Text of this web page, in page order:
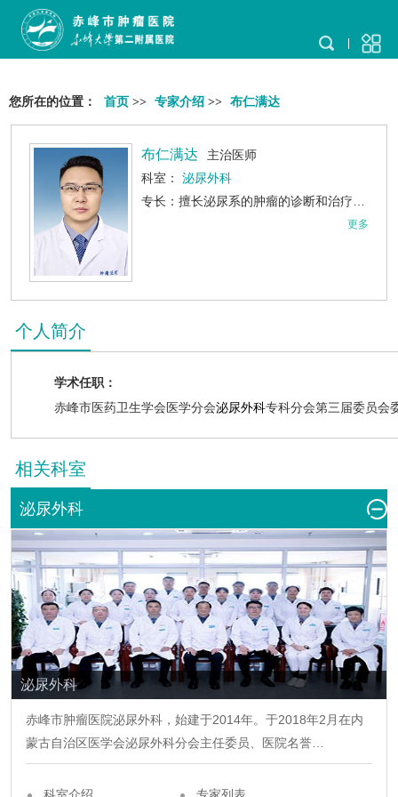
您所在的位置： 首页 >> 专家介绍 >> 布仁满达
布仁满达
主治医师
科室： 泌尿外科
更多
个人简介
学术任职：
赤峰市医药卫生学会医学分会泌尿外科专科分会第三届委员会
相关科室
泌尿外科
泌尿外科
赤峰市肿瘤医院泌尿外科，始建于2014年。于2018年2月在内
蒙古自治区医学会泌尿外科分会主任委员、医院名誉…